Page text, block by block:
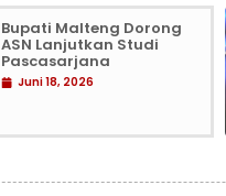
Bupati Malteng Dorong
ASN Lanjutkan Studi
Pascasarjana
Juni 18, 2026